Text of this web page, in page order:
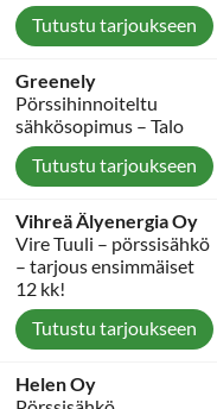
Tutustu tarjoukseen
Greenely
Pörssihinnoiteltu
sähkösopimus – Talo
Tutustu tarjoukseen
Vihreä Älyenergia Oy
Vire Tuuli – pörssisähkö
– tarjous ensimmäiset
12 kk!
Tutustu tarjoukseen
Helen Oy